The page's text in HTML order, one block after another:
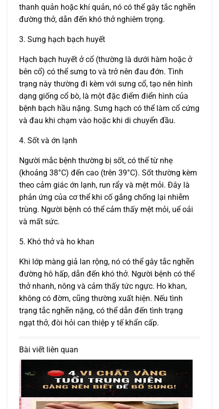
thanh quản hoặc khí quản, nó có thể gây tắc nghẽn
đường thở, dẫn đến khó thở nghiêm trọng.
3. Sưng hạch bạch huyết
Hạch bạch huyết ở cổ (thường là dưới hàm hoặc ở
bên cổ) có thể sưng to và trở nên đau đớn. Tình
trạng này thường đi kèm với sưng cổ, tạo nên hình
dạng giống cổ bò, là một đặc điểm điển hình của
bệnh bạch hầu nặng. Sưng hạch có thể làm cổ cứng
và đau khi chạm vào hoặc khi di chuyển đầu.
4. Sốt và ớn lạnh
Người mắc bệnh thường bị sốt, có thể từ nhẹ
(khoảng 38°C) đến cao (trên 39°C). Sốt thường kèm
theo cảm giác ớn lạnh, run rẩy và mệt mỏi. Đây là
phản ứng của cơ thể khi cố gắng chống lại nhiễm
trùng. Người bệnh có thể cảm thấy mệt mỏi, uể oải
và mất sức.
5. Khó thở và ho khan
Khi lớp màng giả lan rộng, nó có thể gây tắc nghẽn
đường hô hấp, dẫn đến khó thở. Người bệnh có thể
thở nhanh, nông và cảm thấy tức ngực. Ho khan,
không có đờm, cũng thường xuất hiện. Nếu tình
trạng tắc nghẽn nặng, có thể dẫn đến tình trạng
ngạt thở, đòi hỏi can thiệp y tế khẩn cấp.
Bài viết liên quan